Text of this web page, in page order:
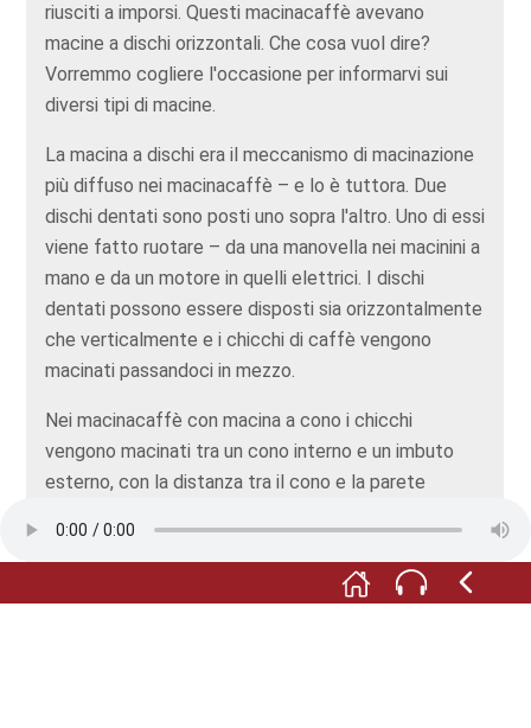
riusciti a imporsi. Questi macinacaffè avevano
macine a dischi orizzontali. Che cosa vuol dire?
Vorremmo cogliere l'occasione per informarvi sui
diversi tipi di macine.
La macina a dischi era il meccanismo di macinazione
più diffuso nei macinacaffè – e lo è tuttora. Due
dischi dentati sono posti uno sopra l'altro. Uno di essi
viene fatto ruotare – da una manovella nei macinini a
mano e da un motore in quelli elettrici. I dischi
dentati possono essere disposti sia orizzontalmente
che verticalmente e i chicchi di caffè vengono
macinati passandoci in mezzo.
Nei macinacaffè con macina a cono i chicchi
vengono macinati tra un cono interno e un imbuto
esterno, con la distanza tra il cono e la parete
Nel macinacaffè a lame a rompere i chicchi di caffè
è un piccola elica in acciaio inossidabile.